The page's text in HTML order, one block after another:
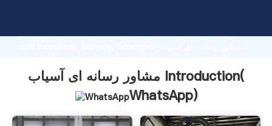
production capability, advanced research strength
customers.
مشاور رسانه ای آسیاب Introduction(
WhatsApp)